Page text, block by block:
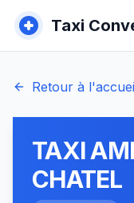
Taxi
Retour à
TAXI
CHATEL